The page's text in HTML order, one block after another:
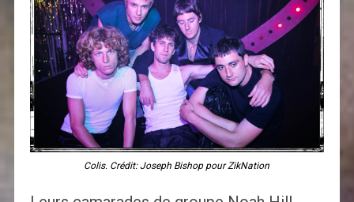
Colis. Crédit: Joseph Bishop pour ZikNation